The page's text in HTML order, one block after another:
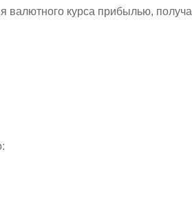
валютного курса прибылью,